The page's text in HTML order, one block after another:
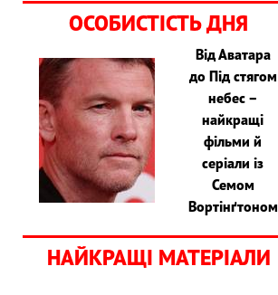
ОСОБИСТІСТЬ ДНЯ
Від Аватара
до Під стягом
небес –
найкращі
фільми й
серіали із
Семом
Вортінґтоном
НАЙКРАЩІ МАТЕРІАЛИ